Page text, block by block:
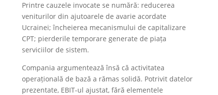
Printre cauzele invocate se numără: reducerea
veniturilor din ajutoarele de avarie acordate
Ucrainei; încheierea mecanismului de capitalizare
CPT; pierderile temporare generate de piața
serviciilor de sistem.
Compania argumentează însă că activitatea
operațională de bază a rămas solidă. Potrivit datelor
prezentate, EBIT-ul ajustat, fără elementele